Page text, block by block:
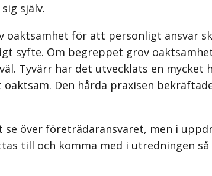
själv.
oaktsamhet för att personligt ansvar
syfte. Om begreppet grov
Tyvärr har det utvecklats en
Den hårda praxisen
över företrädaransvaret, men i
till och komma med i utredningen